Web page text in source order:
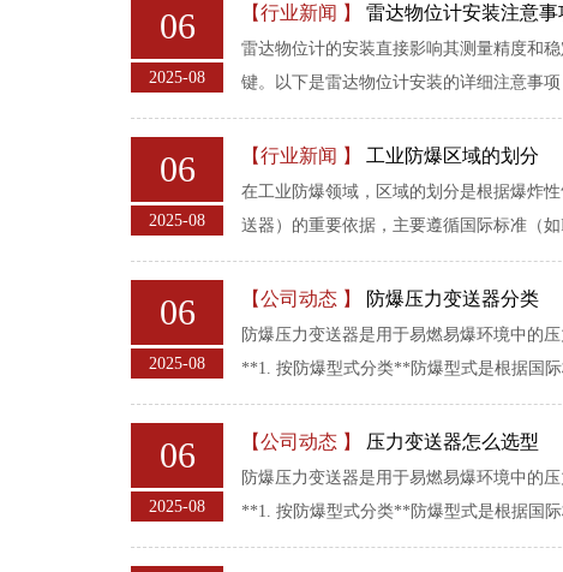
06
2025-08
【行业新闻 】 雷达物位计安装注意事
雷达物位计的安装直接影响其测量精度和
键。以下是雷达物位计安装的详细注意事
06
2025-08
【行业新闻 】 工业防爆区域的划分
在工业防爆领域，区域的划分是根据爆炸
送器）的重要依据，主要遵循国际标准（如
06
2025-08
【公司动态 】 防爆压力变送器分类
防爆压力变送器是用于易燃易爆环境中的
**1. 按防爆型式分类**防爆型式是根据国际
06
2025-08
【公司动态 】 压力变送器怎么选型
防爆压力变送器是用于易燃易爆环境中的
**1. 按防爆型式分类**防爆型式是根据国际